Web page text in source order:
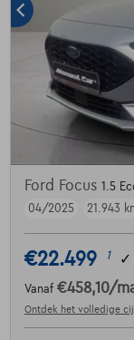
Ford Focus 1.5
04/2025
21.943
€22.499 1 ✓
Vanaf €458,10/
Ontdek het volledige